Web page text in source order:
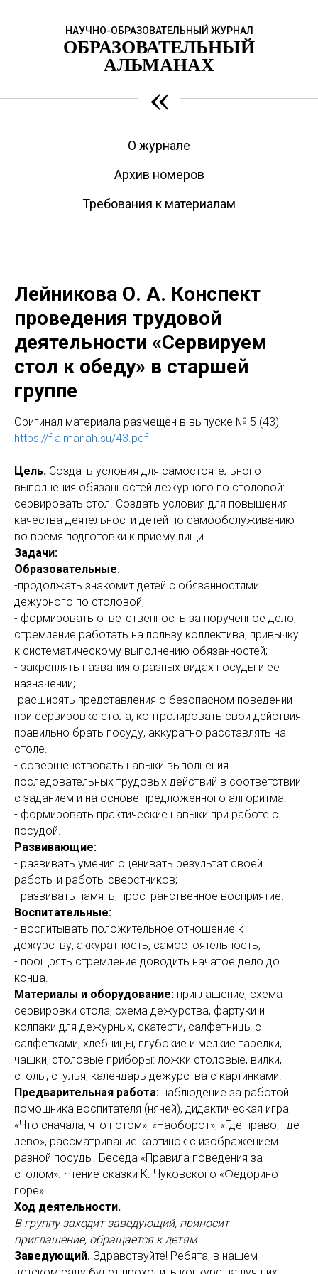
НАУЧНО-ОБРАЗОВАТЕЛЬНЫЙ ЖУРНАЛ
ОБРАЗОВАТЕЛЬНЫЙ
АЛЬМАНАХ
«
О журнале
Архив номеров
Требования к материалам
Лейникова О. А. Конспект
проведения трудовой
деятельности «Сервируем
стол к обеду» в старшей
группе
Оригинал материала размещен в выпуске № 5 (43)
https://f.almanah.su/43.pdf
Цель. Создать условия для самостоятельного
выполнения обязанностей дежурного по столовой:
сервировать стол. Создать условия для повышения
качества деятельности детей по самообслуживанию
во время подготовки к приему пищи.
Задачи:
Образовательные:
-продолжать знакомит детей с обязанностями
дежурного по столовой;
- формировать ответственность за порученное дело,
стремление работать на пользу коллектива, привычку
к систематическому выполнению обязанностей;
- закреплять названия о разных видах посуды и её
назначении;
-расширять представления о безопасном поведении
при сервировке стола, контролировать свои действия:
правильно брать посуду, аккуратно расставлять на
столе.
- совершенствовать навыки выполнения
последовательных трудовых действий в соответствии
с заданием и на основе предложенного алгоритма.
- формировать практические навыки при работе с
посудой.
Развивающие:
- развивать умения оценивать результат своей
работы и работы сверстников;
- развивать память, пространственное восприятие.
Воспитательные:
- воспитывать положительное отношение к
дежурству, аккуратность, самостоятельность;
- поощрять стремление доводить начатое дело до
конца.
Материалы и оборудование: приглашение, схема
сервировки стола, схема дежурства, фартуки и
колпаки для дежурных, скатерти, салфетницы с
салфетками, хлебницы, глубокие и мелкие тарелки,
чашки, столовые приборы: ложки столовые, вилки,
столы, стулья, календарь дежурства с картинками.
Предварительная работа: наблюдение за работой
помощника воспитателя (няней), дидактическая игра
«Что сначала, что потом», «Наоборот», «Где право, где
лево», рассматривание картинок с изображением
разной посуды. Беседа «Правила поведения за
столом». Чтение сказки К. Чуковского «Федорино
горе».
Ход деятельности.
В группу заходит заведующий, приносит
приглашение, обращается к детям
Заведующий. Здравствуйте! Ребята, в нашем